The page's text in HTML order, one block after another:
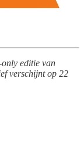
only editie van
verschijnt op 22